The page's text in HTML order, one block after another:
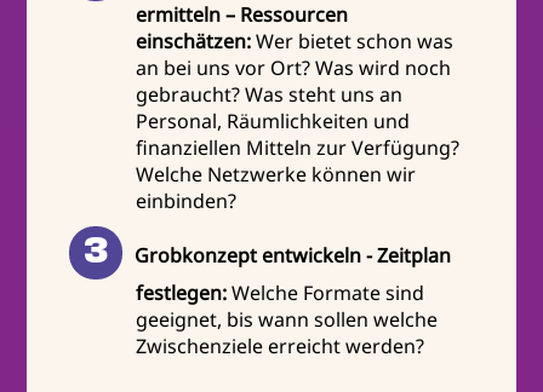
ermitteln – Ressourcen
einschätzen:Wer bietet schon was
an bei uns vor Ort? Was wird noch
gebraucht? Was steht uns an
Personal, Räumlichkeiten und
finanziellen Mitteln zur Verfügung?
Welche Netzwerke können wir
einbinden?
Grobkonzept entwickeln - Zeitplan
festlegen:Welche Formate sind
geeignet, bis wann sollen welche
Zwischenziele erreicht werden?